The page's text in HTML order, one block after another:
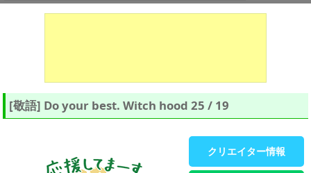
[敬語] Do your best. Witch hood 25 / 19
クリエイター情報